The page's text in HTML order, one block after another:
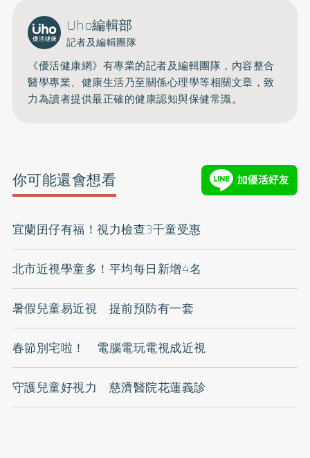
Uho編輯部
記者及編輯團隊
《優活健康網》有專業的記者及編輯團隊，內容整合
醫學專業、健康生活乃至關係心理學等相關文章，致
力為讀者提供最正確的健康認知與保健常識。
你可能還會想看
宜蘭囝仔有福！視力檢查3千童受惠
北市近視學童多！平均每日新增4名
暑假兒童易近視 提前預防有一套
春節別宅啦！ 電腦電玩電視成近視
守護兒童好視力 慈濟醫院花蓮義診